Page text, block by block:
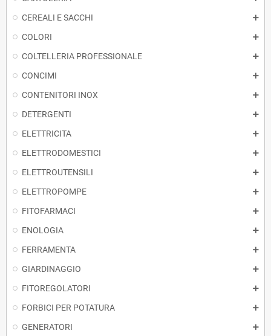
CEREALI E SACCHI
COLORI
COLTELLERIA PROFESSIONALE
CONCIMI
CONTENITORI INOX
DETERGENTI
ELETTRICITA
ELETTRODOMESTICI
ELETTROUTENSILI
ELETTROPOMPE
FITOFARMACI
ENOLOGIA
FERRAMENTA
GIARDINAGGIO
FITOREGOLATORI
FORBICI PER POTATURA
GENERATORI